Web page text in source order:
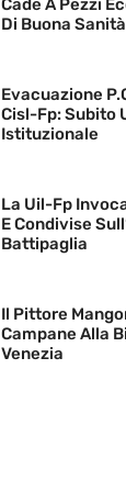
Cade A Pezzi
Di Buona Sanità
Evacuazione
Cisl-Fp: Subito
Istituzionale
La Uil-Fp
E Condivise
Battipaglia
Il Pittore
Campane Alla
Venezia